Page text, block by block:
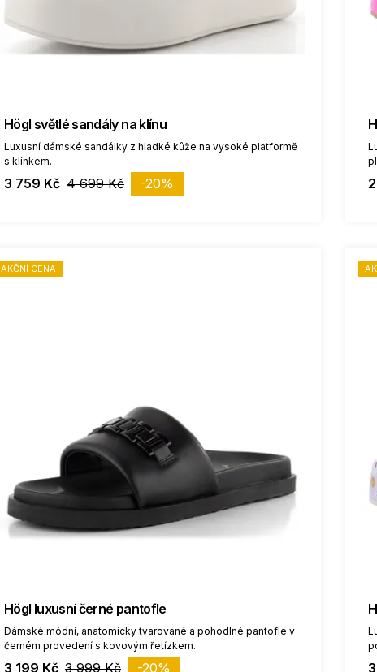
Högl světlé sandály na klínu
Luxusní dámské sandálky z hladké kůže na vysoké platformě
s klínkem.
3 759 Kč 4 699 Kč -20%
AKČNÍ CENA
Högl luxusní černé pantofle
Dámské módní, anatomicky tvarované a pohodlné pantofle v
černém provedení s kovovým řetízkem.
3 199 Kč 3 999 Kč -20%